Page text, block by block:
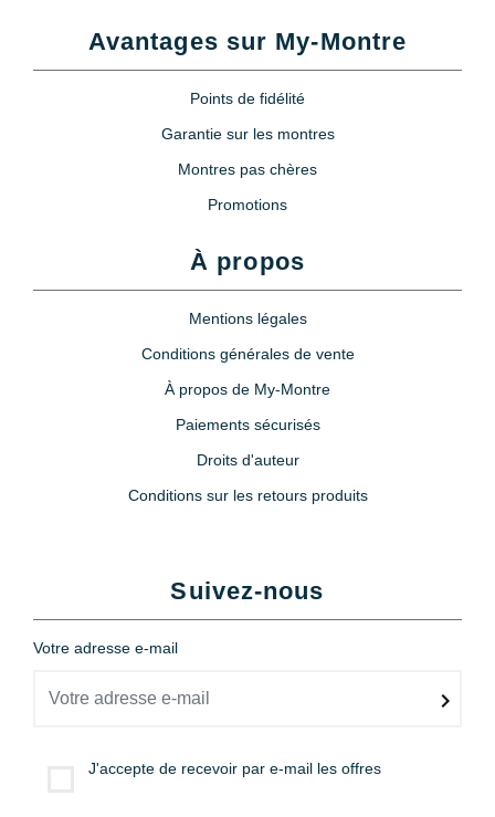
Avantages sur My-Montre
Points de fidélité
Garantie sur les montres
Montres pas chères
Promotions
À propos
Mentions légales
Conditions générales de vente
À propos de My-Montre
Paiements sécurisés
Droits d'auteur
Conditions sur les retours produits
Suivez-nous
Votre adresse e-mail
J'accepte de recevoir par e-mail les offres